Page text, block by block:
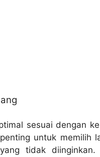
sesuai dengan
untuk memilih
tidak diinginkan.